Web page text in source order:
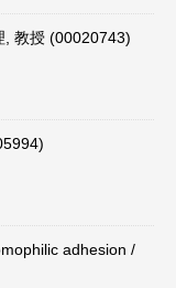
, 教授 (00020743)
adhesion /